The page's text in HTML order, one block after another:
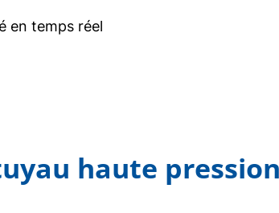
en temps réel
haute